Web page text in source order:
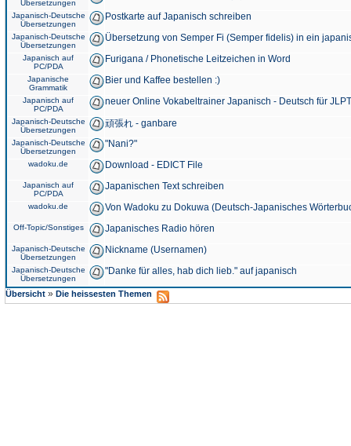
Übersetzungen
Japanisch-Deutsche
Übersetzungen
Postkarte auf Japanisch schreiben
Japanisch-Deutsche
Übersetzungen
Übersetzung von Semper Fi (Semper fidelis) in ein
Japanisch auf
PC/PDA
Furigana / Phonetische Leitzeichen in Word
Japanische
Grammatik
Bier und Kaffee bestellen :)
Japanisch auf
PC/PDA
neuer Online Vokabeltrainer Japanisch - Deutsch für
Japanisch-Deutsche
Übersetzungen
頑張れ - ganbare
Japanisch-Deutsche
Übersetzungen
"Nani?"
wadoku.de Download - EDICT File
Japanisch auf
PC/PDA
Japanischen Text schreiben
wadoku.de Von Wadoku zu Dokuwa (Deutsch-Japanisches
Off-Topic/Sonstiges Japanisches Radio hören
Japanisch-Deutsche
Übersetzungen
Nickname (Usernamen)
Japanisch-Deutsche
Übersetzungen
"Danke für alles, hab dich lieb." auf japanisch
Übersicht » Die heissesten Themen